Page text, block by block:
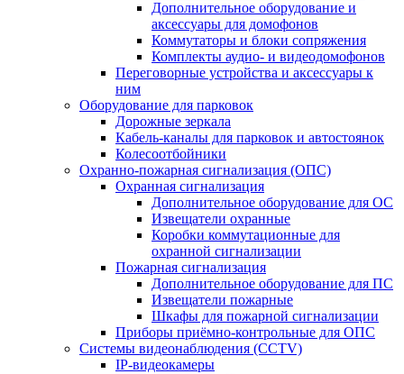
Дополнительное оборудование и
аксессуары для домофонов
Коммутаторы и блоки сопряжения
Комплекты аудио- и видеодомофонов
Переговорные устройства и аксессуары к
ним
Оборудование для парковок
Дорожные зеркала
Кабель-каналы для парковок и автостоянок
Колесоотбойники
Охранно-пожарная сигнализация (ОПС)
Охранная сигнализация
Дополнительное оборудование для ОС
Извещатели охранные
Коробки коммутационные для
охранной сигнализации
Пожарная сигнализация
Дополнительное оборудование для ПС
Извещатели пожарные
Шкафы для пожарной сигнализации
Приборы приёмно-контрольные для ОПС
Системы видеонаблюдения (CCTV)
IP-видеокамеры